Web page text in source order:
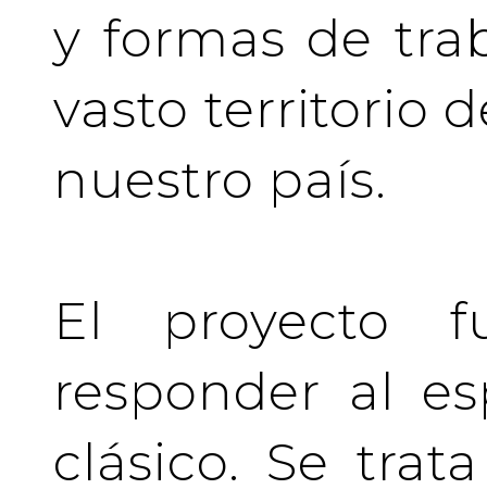
y formas de
vasto territorio
nuestro país.
El proyecto
responder al
clásico. Se